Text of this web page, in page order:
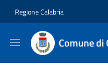
Regione Calabria
Comune di